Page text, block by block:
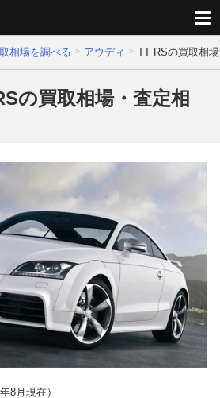
相場を調べる アウディ TT RSの買取相
の買取相場・査定相
8月 現在）